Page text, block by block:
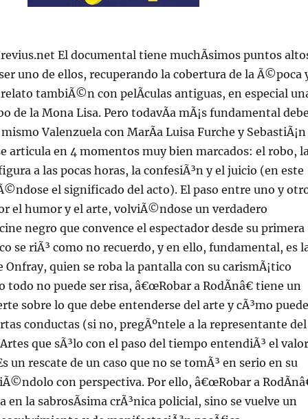
El documental tiene muchÃ­simos puntos
uno de ellos, recuperando la cobertura de la Ã©poca
tambiÃ©n con pelÃ­culas antiguas, en especial
de la Mona Lisa. Pero todavÃ­a mÃ¡s fundamental
Valenzuela con MarÃ­a Luisa Furche y SebastiÃ¡n
articula en 4 momentos muy bien marcados: el robo,
a las pocas horas, la confesiÃ³n y el juicio (en este
el significado del acto). El paso entre uno y
el humor y el arte, volviÃ©ndose un verdadero
negro que convence el espectador desde su primera
se riÃ³ como no recuerdo, y en ello, fundamental, es
Onfray, quien se roba la pantalla con su carismÃ¡tico
todo no puede ser risa, â€œRobar a RodÃ­nâ€ tiene un
sobre lo que debe entenderse del arte y cÃ³mo
conductas (si no, pregÃºntele a la representante del
que sÃ³lo con el paso del tiempo entendiÃ³ el valor
un rescate de un caso que no se tomÃ³ en serio en su
con perspectiva. Por ello, â€œRobar a
en la sabrosÃ­sima crÃ³nica policial, sino se vuelve un